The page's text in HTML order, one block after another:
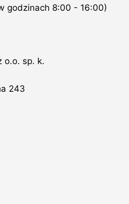
godzinach 8:00 - 16:00)
o.o. sp. k.
243